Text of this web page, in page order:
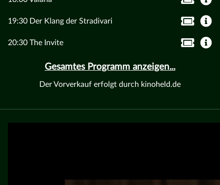
19:30 Der Klang der Stradivari
20:30 The Invite
Gesamtes Programm anzeigen...
Der Vorverkauf erfolgt durch kinoheld.de